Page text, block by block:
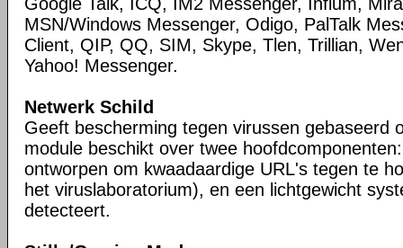
MSN/Windows Messenger, Odigo, PalTalk
Client, QIP, QQ, SIM, Skype, Tlen, Trillian,
Yahoo! Messenger.
Netwerk Schild
Geeft bescherming tegen virussen gebaseerd
module beschikt over twee
ontworpen om kwaadaardige URL's tegen te
het viruslaboratorium), en een lichtgewicht
detecteert.